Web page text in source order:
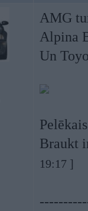
AMG
Alpina
Un
Braukt
19:17 ]